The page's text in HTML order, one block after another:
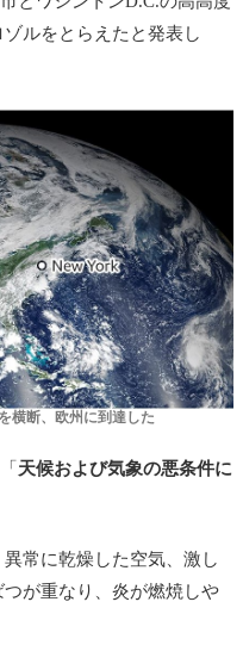
ルをとらえたと発表し
横断、欧州に到達した
天候および気象の悪条件に
常に乾燥した空気、激し
が重なり、炎が燃焼しや